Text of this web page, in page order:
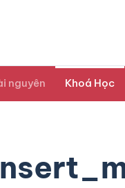
nguyên Khoá Học